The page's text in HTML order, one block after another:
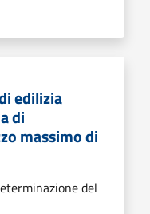
edilizia
di
massimo di
del